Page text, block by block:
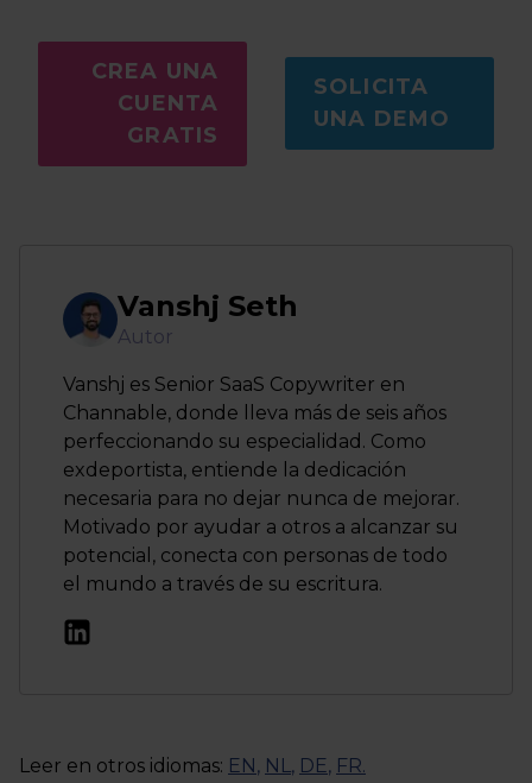
CREA UNA
CUENTA
GRATIS
SOLICITA
UNA DEMO
Vanshj Seth
Autor
Vanshj es Senior SaaS Copywriter en
Channable, donde lleva más de seis años
perfeccionando su especialidad. Como
exdeportista, entiende la dedicación
necesaria para no dejar nunca de mejorar.
Motivado por ayudar a otros a alcanzar su
potencial, conecta con personas de todo
el mundo a través de su escritura.
Leer en otros idiomas: EN, NL , DE, FR.